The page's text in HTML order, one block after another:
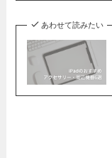
あわせて読みたい